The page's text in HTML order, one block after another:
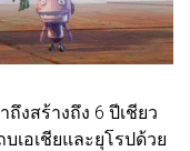
ถึงสร้างถึง 6 ปีเชียว
เอเชียและยุโรปด้วย